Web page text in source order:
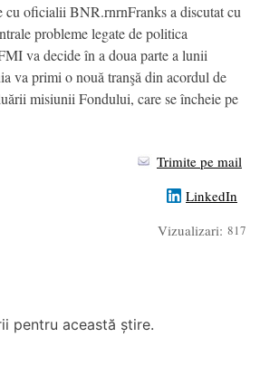
cu oficialii BNR.rnrnFranks a discutat cu
probleme legate de politica
va decide în a doua parte a lunii
va primi o nouă tranşă din acordul de
misiunii Fondului, care se încheie pe
Trimite pe mail
LinkedIn
Vizualizari: 817
pentru această știre.